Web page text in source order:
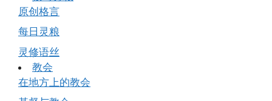
原创格言
每日灵粮
灵修语丝
教会
在地方上的教会